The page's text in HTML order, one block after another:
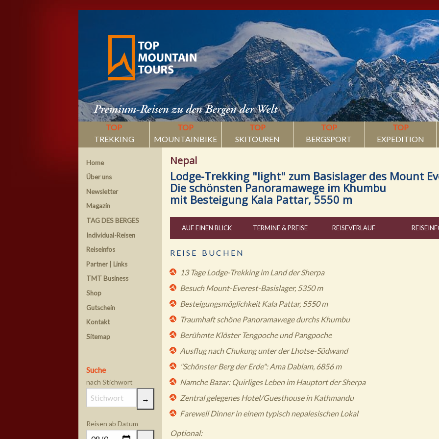
TOP
TREKKING
TOP
MOUNTAINBIKE
TOP
SKITOUREN
TOP
BERGSPORT
TOP
EXPEDITION
Home
Über uns
Newsletter
Magazin
TAG DES BERGES
Individual-Reisen
Reiseinfos
Partner | Links
TMT Business
Shop
Gutschein
Kontakt
Sitemap
Suche
nach Stichwort
Reisen ab Datum
Nepal
Lodge-Trekking "light" zum Basislager des Mount
Die schönsten Panoramawege im Khumbu
mit Besteigung Kala Pattar, 5550 m
AUF EINEN BLICK TERMINE & PREISE REISEVERLAUF REISE
R E I S E B U C H E N
13 Tage Lodge-Trekking im Land der Sherpa
Besuch Mount-Everest-Basislager, 5350 m
Besteigungsmöglichkeit Kala Pattar, 5550 m
Traumhaft schöne Panoramawege durchs Khumbu
Berühmte Klöster Tengpoche und Pangpoche
Ausflug nach Chukung unter der Lhotse-Südwand
"Schönster Berg der Erde": Ama Dablam, 6856 m
Namche Bazar: Quirliges Leben im Hauptort der Sherpa
Zentral gelegenes Hotel/Guesthouse in Kathmandu
Farewell Dinner in einem typisch nepalesischen Lokal
Optional: